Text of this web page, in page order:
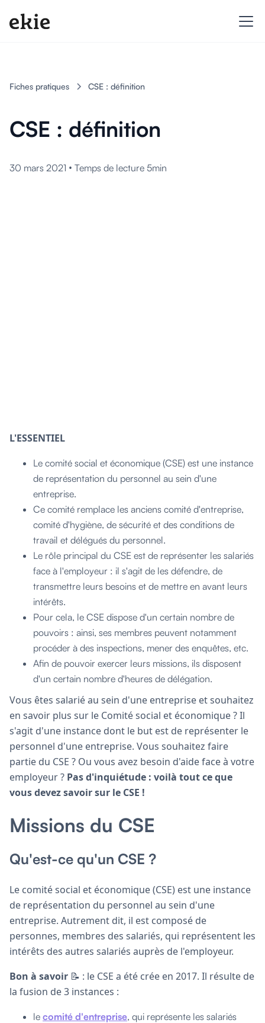
Fiches pratiques CSE : définition
CSE : définition
30 mars 2021 • Temps de lecture 5min
L'ESSENTIEL
Le comité social et économique (CSE) est une instance
de représentation du personnel au sein d'une
entreprise.
Ce comité remplace les anciens comité d'entreprise,
comité d'hygiène, de sécurité et des conditions de
travail et délégués du personnel.
Le rôle principal du CSE est de représenter les salariés
face à l'employeur : il s'agit de les défendre, de
transmettre leurs besoins et de mettre en avant leurs
intérêts.
Pour cela, le CSE dispose d'un certain nombre de
pouvoirs : ainsi, ses membres peuvent notamment
procéder à des inspections, mener des enquêtes, etc.
Afin de pouvoir exercer leurs missions, ils disposent
d'un certain nombre d'heures de délégation.
Vous êtes salarié au sein d'une entreprise et souhaitez
en savoir plus sur le Comité social et économique ? Il
s'agit d'une instance dont le but est de représenter le
personnel d'une entreprise. Vous souhaitez faire
partie du CSE ? Ou vous avez besoin d'aide face à votre
employeur ? Pas d'inquiétude : voilà tout ce que
vous devez savoir sur le CSE !
Missions du CSE
Qu'est-ce qu'un CSE ?
Le comité social et économique (CSE) est une instance
de représentation du personnel au sein d'une
entreprise. Autrement dit, il est composé de
personnes, membres des salariés, qui représentent les
intérêts des autres salariés auprès de l'employeur.
Bon à savoir 📝 : le CSE a été crée en 2017. Il résulte de
la fusion de 3 instances :
le comité d'entreprise, qui représente les salariés